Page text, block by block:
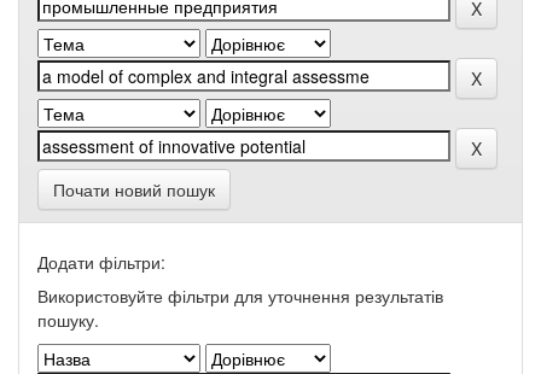
Почати новий пошук
Додати фільтри:
Використовуйте фільтри для уточнення результатів
пошуку.